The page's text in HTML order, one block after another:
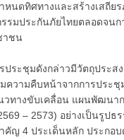
หนดทิศทางและสร้างเสถีย
รมประกันภัยไทยตลอดจนก
าชน
ประชุมดังกล่าวมีวัตถุประสง
ความคืบหน้าจากการประชุ
ทางขับเคลื่อน แผนพัฒนา
– 2573) อย่างเป็นรูปธ
คัญ 4 ประเด็นหลัก ประกอบ